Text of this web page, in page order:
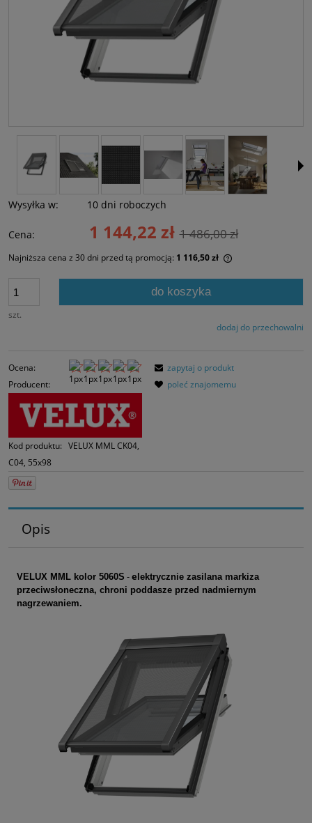
Wysyłka w: 10 dni roboczych
Cena: 1 144,22 zł 1 486,00 zł
Najniższa cena z 30 dni przed tą promocją: 1 116,50 zł
szt.
do koszyka
dodaj do przechowalni
Ocena:
Producent:
Kod produktu: VELUX MML CK04,
C04, 55x98
zapytaj o produkt
poleć znajomemu
Opis
VELUX MML kolor 5060S -e lektrycznie zasilana markiza
przeciwsłoneczna, chroni poddasze przed nadmiernym
nagrzewaniem.